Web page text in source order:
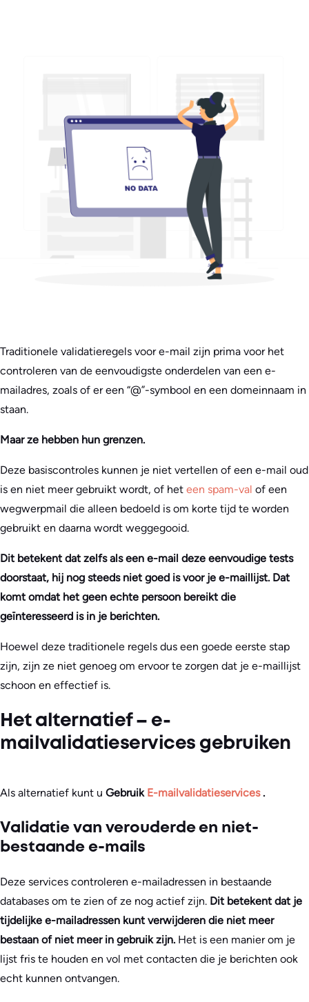
Traditionele validatieregels voor e-mail zijn prima voor het
controleren van de eenvoudigste onderdelen van een e-
mailadres, zoals of er een “@”-symbool en een domeinnaam in
staan.
Maar ze hebben hun grenzen.
Deze basiscontroles kunnen je niet vertellen of een e-mail oud
is en niet meer gebruikt wordt, of het een spam-val of een
wegwerpmail die alleen bedoeld is om korte tijd te worden
gebruikt en daarna wordt weggegooid.
Dit betekent dat zelfs als een e-mail deze eenvoudige tests
doorstaat, hij nog steeds niet goed is voor je e-maillijst. Dat
komt omdat het geen echte persoon bereikt die
geïnteresseerd is in je berichten.
Hoewel deze traditionele regels dus een goede eerste stap
zijn, zijn ze niet genoeg om ervoor te zorgen dat je e-maillijst
schoon en effectief is.
Het alternatief – e-
mailvalidatieservices gebruiken
Als alternatief kunt u Gebruik E-mailvalidatieservices.
Validatie van verouderde en niet-
bestaande e-mails
Deze services controleren e-mailadressen in bestaande
databases om te zien of ze nog actief zijn. Dit betekent dat je
tijdelijke e-mailadressen kunt verwijderen die niet meer
bestaan of niet meer in gebruik zijn. Het is een manier om je
lijst fris te houden en vol met contacten die je berichten ook
echt kunnen ontvangen.